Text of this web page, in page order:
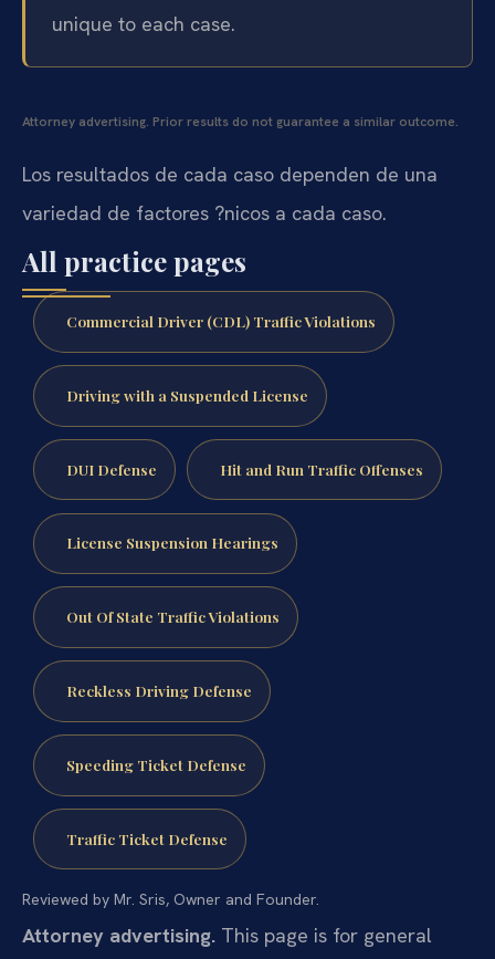
unique to each case.
Attorney advertising. Prior results do not guarantee a similar outcome.
Los resultados de cada caso dependen de una
variedad de factores ?nicos a cada caso.
All practice pages
Commercial Driver (CDL) Traffic Violations
Driving with a Suspended License
DUI Defense Hit and Run Traffic Offenses
License Suspension Hearings
Out Of State Traffic Violations
Reckless Driving Defense
Speeding Ticket Defense
Traffic Ticket Defense
Reviewed by Mr. Sris, Owner and Founder.
Attorney advertising. This page is for general